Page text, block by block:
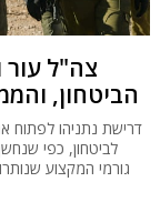
הביטחון,
לביטחון, כפי
גורמי המקצוע